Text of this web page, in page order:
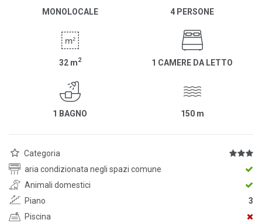
MONOLOCALE 4 PERSONE
32 m2 1 CAMERE DA LETTO
1 BAGNO 150 m
Categoria
aria condizionata negli spazi comune
Animali domestici
Piano
3
Piscina